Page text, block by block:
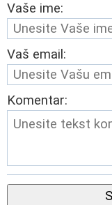
Vaše ime:
Vaš email:
Komentar: